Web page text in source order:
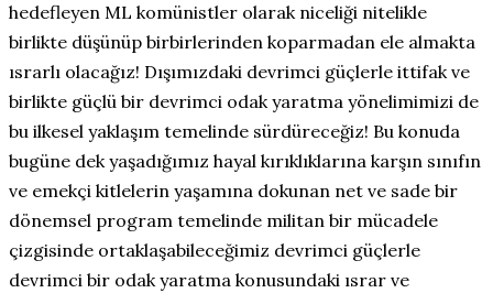
hedefleyen ML komünistler olarak niceliği nitelikle
birlikte düşünüp birbirlerinden koparmadan ele almakta
ısrarlı olacağız! Dışımızdaki devrimci güçlerle ittifak ve
birlikte güçlü bir devrimci odak yaratma yönelimimizi de
bu ilkesel yaklaşım temelinde sürdüreceğiz! Bu konuda
bugüne dek yaşadığımız hayal kırıklıklarına karşın sınıfın
ve emekçi kitlelerin yaşamına dokunan net ve sade bir
dönemsel program temelinde militan bir mücadele
çizgisinde ortaklaşabileceğimiz devrimci güçlerle
devrimci bir odak yaratma konusundaki ısrar ve